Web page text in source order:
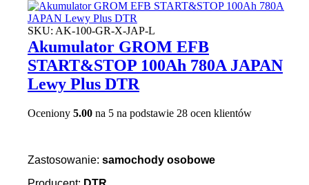
SKU: AK-100-GR-X-JAP-L
Akumulator GROM EFB
START&STOP 100Ah 780A JAPAN
Lewy Plus DTR
Oceniony 5.00 na 5 na podstawie 28 ocen klientów
Zastosowanie: samochody osobowe